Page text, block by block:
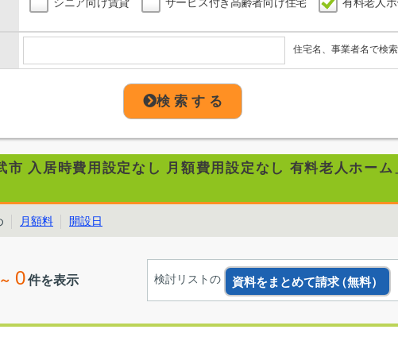
シニア向け賃貸 サービス付き高齢者向け住宅 有料老人
住宅名、事業者名で検
検 索 す る
市 入居時費用設定なし 月額費用設定なし 有料老人ホーム
月額料 開設日
～ 0件を表示 検討リストの 資料をまとめて請求（無料）